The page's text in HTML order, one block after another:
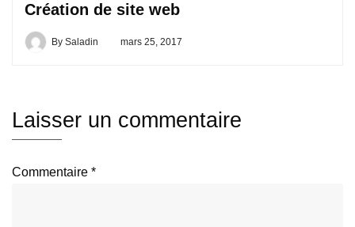
Création de site web
By Saladin mars 25, 2017
Laisser un commentaire
Commentaire *